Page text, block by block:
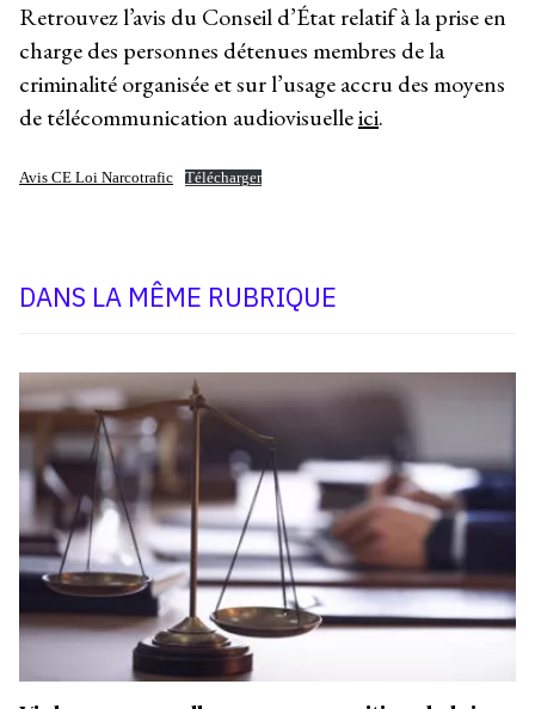
Retrouvez l’avis du Conseil d’État relatif à la prise en
charge des personnes détenues membres de la
criminalité organisée et sur l’usage accru des moyens
de télécommunication audiovisuelleici.
Avis CE Loi Narcotrafic Télécharger
DANS LA MÊME RUBRIQUE